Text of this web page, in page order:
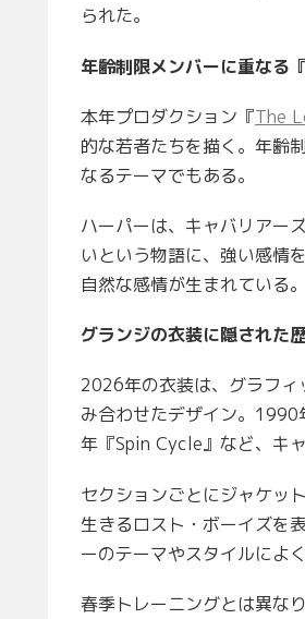
られた。
年齢制限メンバーに重なる
本年プロダクション『The
的な若者たちを描く。年齢
なるテーマでもある。
ハーパーは、キャバリアー
いという物語に、強い感情
自然な感情が生まれている。
グランジの衣装に隠された
2026年の衣装は、グラフィ
み合わせたデザイン。
年『Spin Cycle』など、キ
セクションごとにジャケッ
生きるロスト・ボーイズを
ーのテーマやスタイルによ
春季トレーニングとは異な